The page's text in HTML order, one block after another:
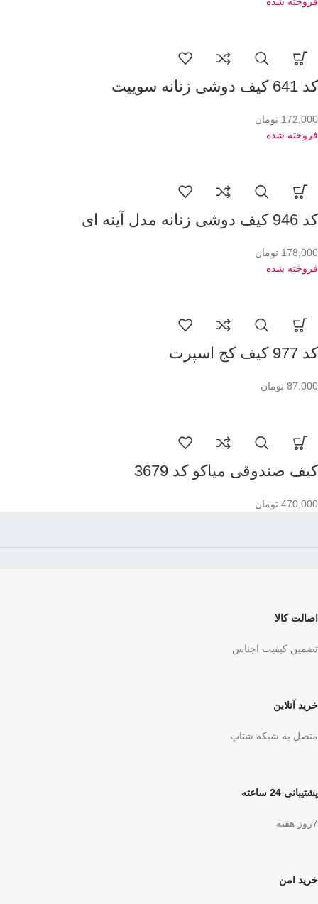
کد 641 کیف دوشی زنانه سوییت
172,000 تومان
فروخته شده
کد 946 کیف دوشی زنانه مدل آینه ای
178,000 تومان
فروخته شده
کد 977 کیف کج اسپرت
87,000 تومان
کیف صندوقی میاکو کد 3679
470,000 تومان
اصالت کالا
تضمین کیفیت اجناس
خرید آنلاین
متصل به شبکه شتاپ
پشتیبانی 24 ساعته
7روز هفته
خرید امن